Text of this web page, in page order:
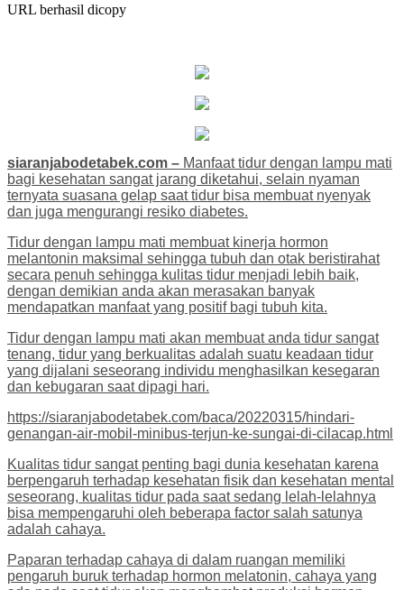
URL berhasil dicopy
siaranjabodetabek.com – Manfaat tidur dengan lampu mati
bagi kesehatan sangat jarang diketahui, selain nyaman
ternyata suasana gelap saat tidur bisa membuat nyenyak
dan juga mengurangi resiko diabetes.
Tidur dengan lampu mati membuat kinerja hormon
melantonin maksimal sehingga tubuh dan otak beristirahat
secara penuh sehingga kulitas tidur menjadi lebih baik,
dengan demikian anda akan merasakan banyak
mendapatkan manfaat yang positif bagi tubuh kita.
Tidur dengan lampu mati akan membuat anda tidur sangat
tenang, tidur yang berkualitas adalah suatu keadaan tidur
yang dijalani seseorang individu menghasilkan kesegaran
dan kebugaran saat dipagi hari.
https://siaranjabodetabek.com/baca/20220315/hindari-
genangan-air-mobil-minibus-terjun-ke-sungai-di-cilacap.html
Kualitas tidur sangat penting bagi dunia kesehatan karena
berpengaruh terhadap kesehatan fisik dan kesehatan mental
seseorang, kualitas tidur pada saat sedang lelah-lelahnya
bisa mempengaruhi oleh beberapa factor salah satunya
adalah cahaya.
Paparan terhadap cahaya di dalam ruangan memiliki
pengaruh buruk terhadap hormon melatonin, cahaya yang